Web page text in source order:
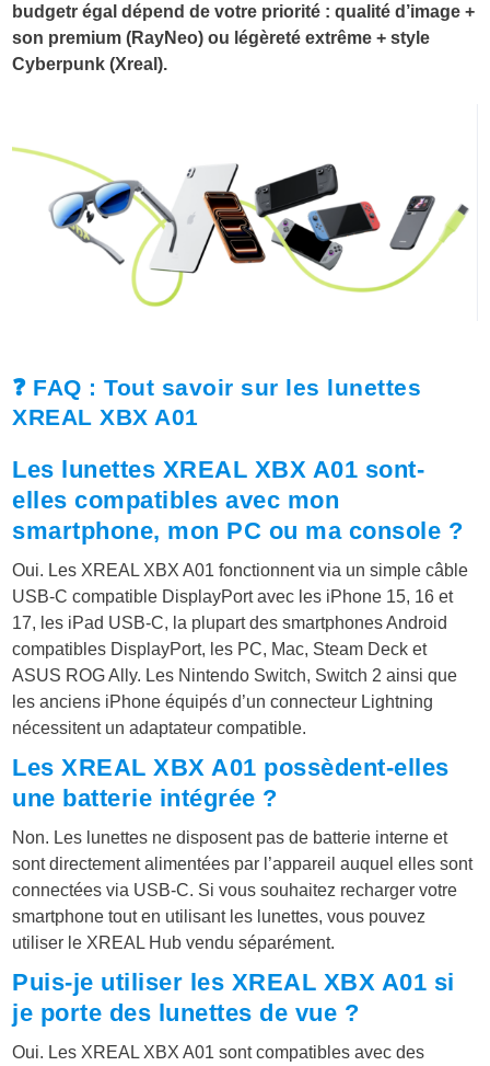
budgetr égal dépend de votre priorité : qualité d’image +
son premium (RayNeo) ou légèreté extrême + style
Cyberpunk (Xreal).
❓ FAQ : Tout savoir sur les lunettes
XREAL XBX A01
Les lunettes XREAL XBX A01 sont-
elles compatibles avec mon
smartphone, mon PC ou ma console ?
Oui. Les XREAL XBX A01 fonctionnent via un simple câble
USB-C compatible DisplayPort avec les iPhone 15, 16 et
17, les iPad USB-C, la plupart des smartphones Android
compatibles DisplayPort, les PC, Mac, Steam Deck et
ASUS ROG Ally. Les Nintendo Switch, Switch 2 ainsi que
les anciens iPhone équipés d’un connecteur Lightning
nécessitent un adaptateur compatible.
Les XREAL XBX A01 possèdent-elles
une batterie intégrée ?
Non. Les lunettes ne disposent pas de batterie interne et
sont directement alimentées par l’appareil auquel elles sont
connectées via USB-C. Si vous souhaitez recharger votre
smartphone tout en utilisant les lunettes, vous pouvez
utiliser le XREAL Hub vendu séparément.
Puis-je utiliser les XREAL XBX A01 si
je porte des lunettes de vue ?
Oui. Les XREAL XBX A01 sont compatibles avec des